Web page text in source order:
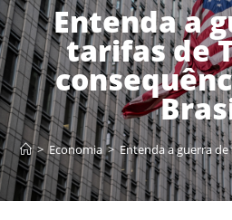
Entenda a
tarifas de
> Economia > Entenda a guerra